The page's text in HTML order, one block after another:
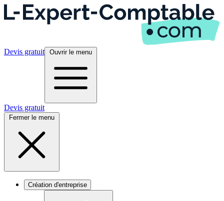
Devis gratuit Ouvrir le menu
Devis gratuit
Fermer le menu
Création d'entreprise